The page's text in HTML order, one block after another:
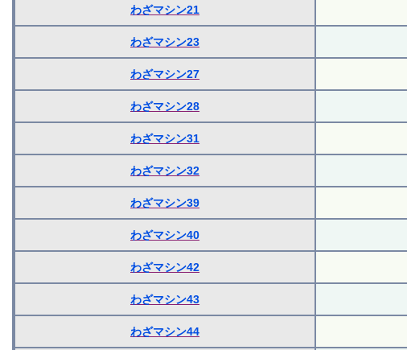
わざマシン21
わざマシン23
わざマシン27
わざマシン28
わざマシン31
わざマシン32
わざマシン39
わざマシン40
わざマシン42
わざマシン43
わざマシン44